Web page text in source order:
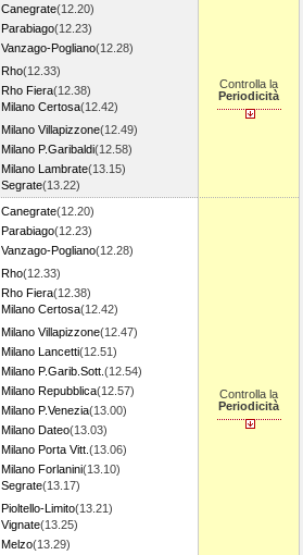
Canegrate(12.20)
Parabiago(12.23)
Vanzago-Pogliano(12.28)
Rho(12.33)
Rho Fiera(12.38)
Milano Certosa(12.42)
Milano Villapizzone(12.49)
Milano P.Garibaldi(12.58)
Milano Lambrate(13.15)
Segrate(13.22)
Controlla la
Periodicità
Canegrate(12.20)
Parabiago(12.23)
Vanzago-Pogliano(12.28)
Rho(12.33)
Rho Fiera(12.38)
Milano Certosa(12.42)
Milano Villapizzone(12.47)
Milano Lancetti(12.51)
Milano P.Garib.Sott. (12.54)
Milano Repubblica(12.57)
Milano P.Venezia(13.00)
Milano Dateo(13.03)
Milano Porta Vitt. (13.06)
Milano Forlanini(13.10)
Segrate(13.17)
Pioltello-Limito(13.21)
Vignate(13.25)
Melzo(13.29)
Controlla la
Periodicità